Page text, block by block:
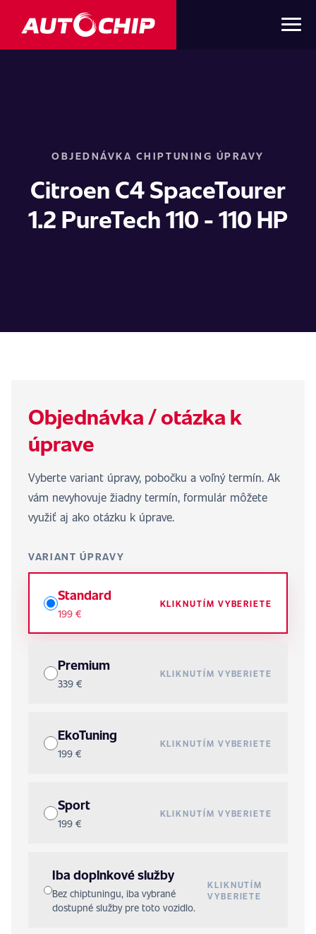
OBJEDNÁVKA CHIPTUNING ÚPRAVY
Citroen C4 SpaceTourer
1.2 PureTech 110 - 110 HP
Objednávka / otázka k
úprave
Vyberte variant úpravy, pobočku a voľný termín. Ak
vám nevyhovuje žiadny termín, formulár môžete
využiť aj ako otázku k úprave.
VARIANT ÚPRAVY
Standard
199 €
KLIKNUTÍM VYBERIETE
Premium
339 €
KLIKNUTÍM VYBERIETE
EkoTuning
199 €
KLIKNUTÍM VYBERIETE
Sport
199 €
KLIKNUTÍM VYBERIETE
Iba doplnkové služby
Bez chiptuningu, iba vybrané
dostupné služby pre toto vozidlo.
KLIKNUTÍM
VYBERIETE